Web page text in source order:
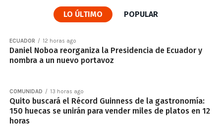
LO ÚLTIMO POPULAR
ECUADOR 12 horas ago
Daniel Noboa reorganiza la Presidencia de Ecuador y
nombra a un nuevo portavoz
COMUNIDAD 13 horas ago
Quito buscará el Récord Guinness de la gastronomía:
150 huecas se unirán para vender miles de platos en 12
horas